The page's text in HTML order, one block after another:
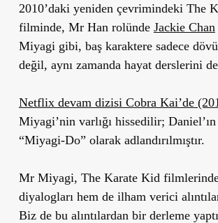
2010’daki yeniden çevrimindeki The
filminde, Mr Han rolünde Jackie Chan
Miyagi gibi, baş karaktere sadece
değil, aynı zamanda hayat derslerini
Netflix devam dizisi Cobra Kai’de
Miyagi’nin varlığı hissedilir;
“Miyagi-Do” olarak adlandırılmıştır.
Mr Miyagi, The Karate Kid
diyalogları hem de ilham verici
Biz de bu alıntılardan bir derleme